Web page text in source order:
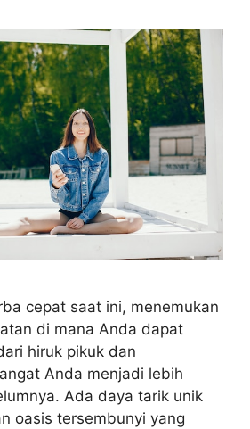
cepat saat ini, menemukan
di mana Anda dapat
hiruk pikuk dan
Anda menjadi lebih
Ada daya tarik unik
oasis tersembunyi yang